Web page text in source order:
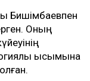
Бишімбаевпен
Оның
қысымына